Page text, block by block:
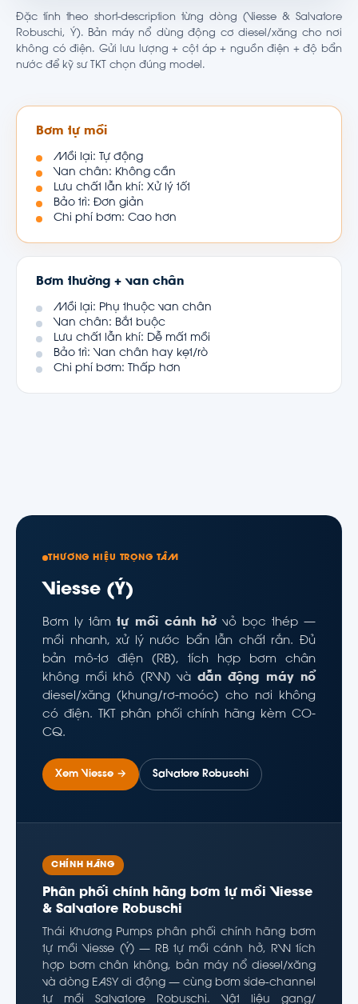
Đặc tính theo short-description từng dòng (Viesse & Salvatore
Robuschi, Ý). Bản máy nổ dùng động cơ diesel/xăng cho nơi
không có điện. Gửi lưu lượng + cột áp + nguồn điện + độ bẩn
nước để kỹ sư TKT chọn đúng model.
Bơm tự mồi
Mồi lại: Tự động
Van chân: Không cần
Lưu chất lẫn khí: Xử lý tốt
Bảo trì: Đơn giản
Chi phí bơm: Cao hơn
Bơm thường + van chân
Mồi lại: Phụ thuộc van chân
Van chân: Bắt buộc
Lưu chất lẫn khí: Dễ mất mồi
Bảo trì: Van chân hay kẹt/rò
Chi phí bơm: Thấp hơn
THƯƠNG HIỆU TRỌNG TÂM
Viesse (Ý)
Bơm ly tâm tự mồi cánh hở vỏ bọc thép —
mồi nhanh, xử lý nước bẩn lẫn chất rắn. Đủ
bản mô-tơ điện (RB), tích hợp bơm chân
không mồi khô (RW) và dẫn động máy nổ
diesel/xăng (khung/rơ-moóc) cho nơi không
có điện. TKT phân phối chính hãng kèm CO-
CQ.
Xem Viesse → Salvatore Robuschi
CHÍNH HÃNG
Phân phối chính hãng bơm tự mồi Viesse
& Salvatore Robuschi
Thái Khương Pumps phân phối chính hãng bơm
tự mồi Viesse (Ý) — RB tự mồi cánh hở, RW tích
hợp bơm chân không, bản máy nổ diesel/xăng
và dòng EASY di động — cùng bơm side-channel
tự mồi Salvatore Robuschi. Vật liệu gang/